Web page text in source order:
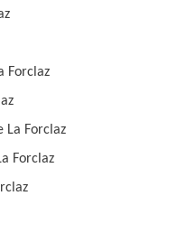
Forclaz
La Forclaz
Forclaz